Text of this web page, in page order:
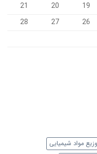
19
20
21
26
27
28
مواد شیمیایی